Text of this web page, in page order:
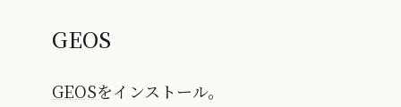
GEOS
GEOSをインストール。